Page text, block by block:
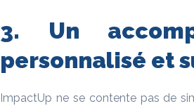
3. Un
personnalisé et
ImpactUp ne se contente pas de